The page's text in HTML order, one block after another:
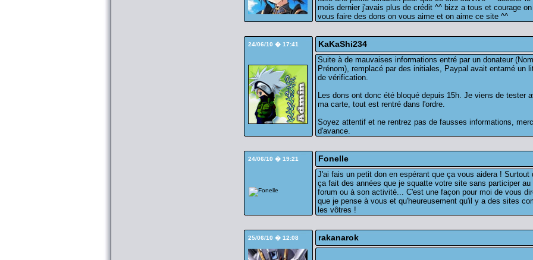
mois dernier j'avais plus de crédit ^^ bizz a tous et courage
vous faire des dons on vous aime et on aime ce site ^^
24/06/10 � 17:41 KaKaShi234
Suite à de mauvaises informations entré par un donateur
Prénom), remplacé par des initiales, Paypal avait entamé un
de vérification.
Les dons ont donc été bloqué depuis 15h. Je viens de tester
ma carte, tout est rentré dans l'ordre.
Soyez attentif et ne rentrez pas de fausses informations,
d'avance.
24/06/10 � 19:21 Fonelle
J'ai fais un petit don en espérant que ça vous aidera ! Surtout
ça fait des années que je squatte votre site sans participer au
forum ou à son activité... C'est une façon pour moi de vous
que je pense à vous et qu'heureusement qu'il y a des sites
les vôtres !
25/06/10 � 12:08 rakanarok